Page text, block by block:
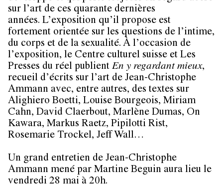
sur l’art de ces quarante dernières
années. L’exposition qu’il propose est
fortement orientée sur les questions de l’intime,
du corps et de la sexualité. À l’occasion de
l’exposition, le Centre culturel suisse et Les
Presses du réel publient En y regardant mieux,
recueil d’écrits sur l’art de Jean-Christophe
Ammann avec, entre autres, des textes sur
Alighiero Boetti, Louise Bourgeois, Miriam
Cahn, David Claerbout, Marlène Dumas, On
Kawara, Markus Raetz, Pipilotti Rist,
Rosemarie Trockel, Jeff Wall…
Un grand entretien de Jean-Christophe
Ammann mené par Martine Beguin aura lieu le
vendredi 28 mai à 20h.